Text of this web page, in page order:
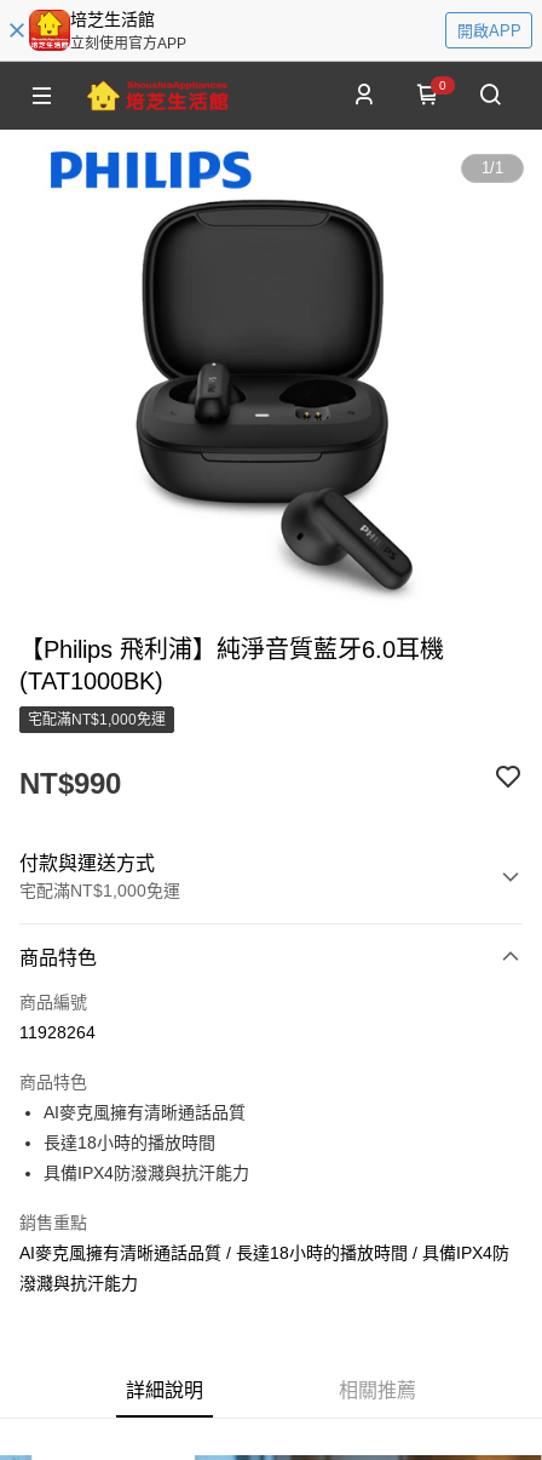
培芝生活館
立刻使用官方APP
開啟APP
0
1/1
【Philips 飛利浦】純淨音質藍牙6.0耳機
(TAT1000BK)
宅配滿NT$1,000免運
NT$990
付款與運送方式
宅配滿NT$1,000免運
信用卡一次付款
LINE Pay
悠遊付
ATM付款
運送方式
宅配
每筆NT$100，滿NT$1,000(含以上)免運費
商品特色
商品編號
11928264
商品特色
AI麥克風擁有清晰通話品質
長達18小時的播放時間
具備IPX4防潑濺與抗汗能力
銷售重點
AI麥克風擁有清晰通話品質 / 長達18小時的播放時間 / 具備IPX4防
潑濺與抗汗能力
詳細說明 相關推薦